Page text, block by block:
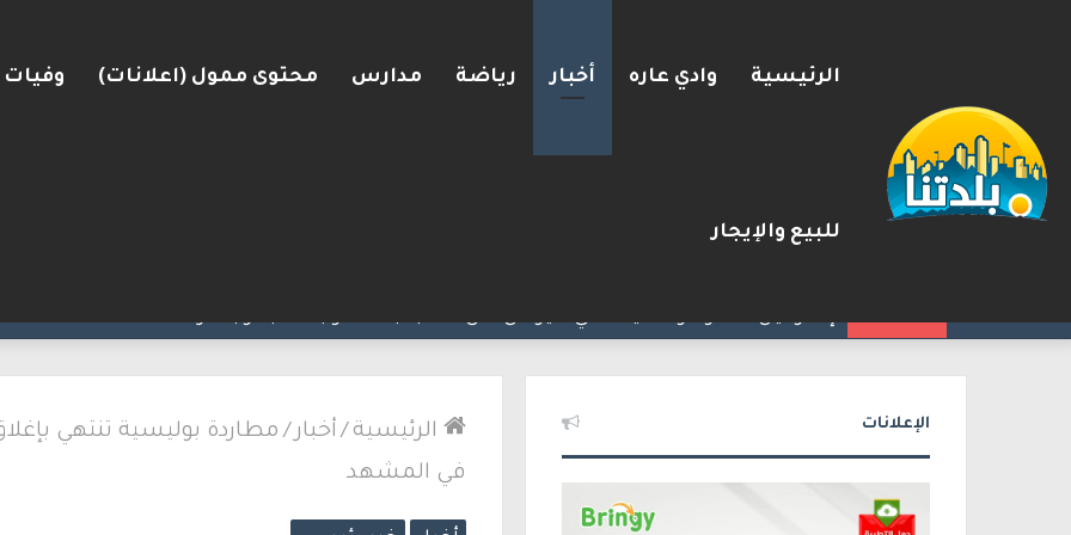
الرئيسية وادي عاره أخبار رياضة مدارس محتوى ممول (اعلانات) وفيات
للبيع والإيجار
إسرائيل تحذر مواطنيها في اليونان من احتجاجات مرتبطة بحرب غزة
الرئيسية / أخبار / مطاردة بوليسية تنتهي
في المشهد
الإعلانات